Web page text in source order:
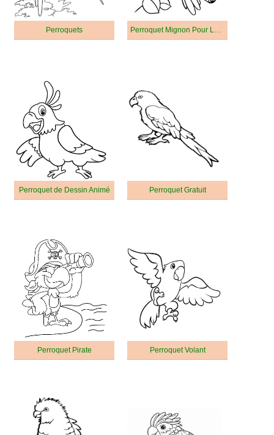
Perroquets Perroquet Mignon Pour Les Enfants
Perroquet de Dessin Animé Perroquet Gratuit
Perroquet Pirate Perroquet Volant